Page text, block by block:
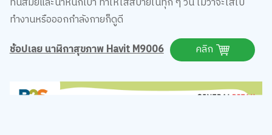
ทำงานหรือออกกำลังกายก็ดูดี